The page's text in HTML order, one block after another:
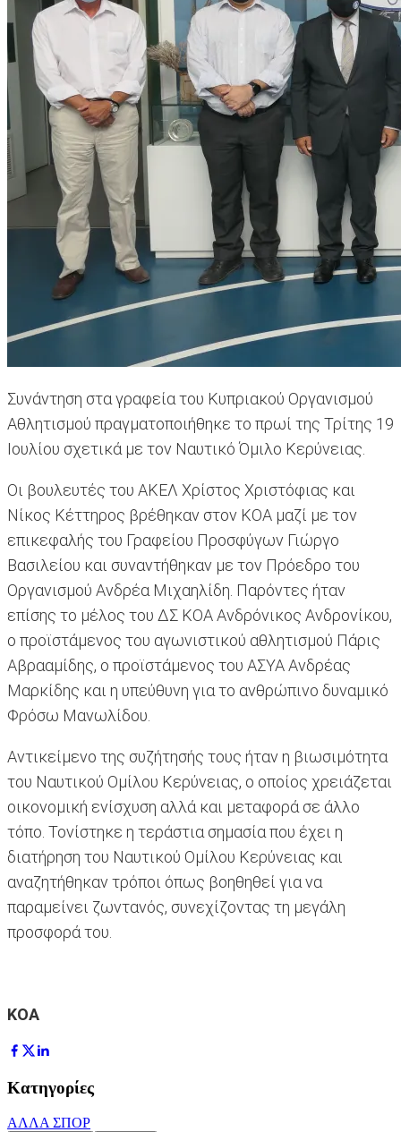
Συνάντηση στα γραφεία του Κυπριακού Οργανισμού
Αθλητισμού πραγματοποιήθηκε το πρωί της Τρίτης 19
Ιουλίου σχετικά με τον Ναυτικό Όμιλο Κερύνειας.
Οι βουλευτές του ΑΚΕΛ Χρίστος Χριστόφιας και
Νίκος Κέττηρος βρέθηκαν στον ΚΟΑ μαζί με τον
επικεφαλής του Γραφείου Προσφύγων Γιώργο
Βασιλείου και συναντήθηκαν με τον Πρόεδρο του
Οργανισμού Ανδρέα Μιχαηλίδη. Παρόντες ήταν
επίσης το μέλος του ΔΣ ΚΟΑ Ανδρόνικος Ανδρονίκου,
ο προϊστάμενος του αγωνιστικού αθλητισμού Πάρις
Αβρααμίδης, ο προϊστάμενος του ΑΣΥΑ Ανδρέας
Μαρκίδης και η υπεύθυνη για το ανθρώπινο δυναμικό
Φρόσω Μανωλίδου.
Αντικείμενο της συζήτησής τους ήταν η βιωσιμότητα
του Ναυτικού Ομίλου Κερύνειας, ο οποίος χρειάζεται
οικονομική ενίσχυση αλλά και μεταφορά σε άλλο
τόπο. Τονίστηκε η τεράστια σημασία που έχει η
διατήρηση του Ναυτικού Ομίλου Κερύνειας και
αναζητήθηκαν τρόποι όπως βοηθηθεί για να
παραμείνει ζωντανός, συνεχίζοντας τη μεγάλη
προσφορά του.
ΚΟΑ
Κατηγορίες
ΑΛΛΑ ΣΠΟΡ